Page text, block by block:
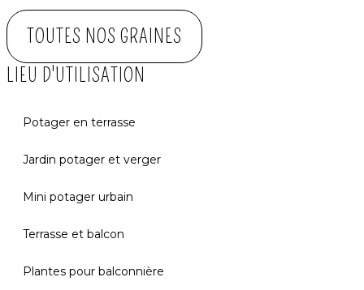
TOUTES NOS GRAINES
LIEU D'UTILISATION
Potager en terrasse
Jardin potager et verger
Mini potager urbain
Terrasse et balcon
Plantes pour balconnière